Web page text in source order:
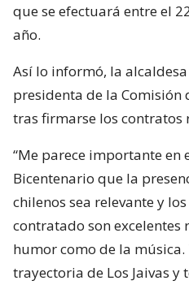
que se efectuará entre el
año.
Así lo informó, la
presidenta de la Comisión
tras firmarse los contratos
“Me parece importante en
Bicentenario que la
chilenos sea relevante y
contratado son excelentes
humor como de la música.
trayectoria de Los Jaivas